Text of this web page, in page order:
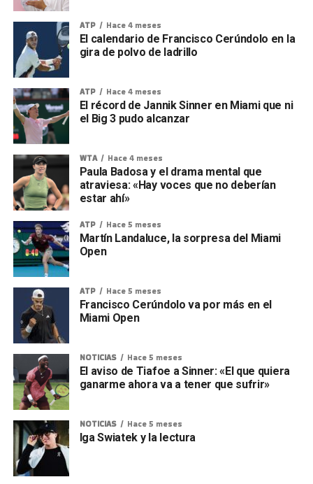
ATP Hace 4 meses
El calendario de Francisco Cerúndolo en la
gira de polvo de ladrillo
ATP Hace 4 meses
El récord de Jannik Sinner en Miami que ni
el Big 3 pudo alcanzar
WTA Hace 4 meses
Paula Badosa y el drama mental que
atraviesa: «Hay voces que no deberían
estar ahí»
ATP Hace 5 meses
Martín Landaluce, la sorpresa del Miami
Open
ATP Hace 5 meses
Francisco Cerúndolo va por más en el
Miami Open
NOTICIAS Hace 5 meses
El aviso de Tiafoe a Sinner: «El que quiera
ganarme ahora va a tener que sufrir»
NOTICIAS Hace 5 meses
Iga Swiatek y la lectura